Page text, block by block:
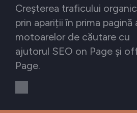
Creșterea traficului organic
prin apariții în prima pagină
motoarelor de căutare cu
ajutorul SEO on Page și
Page.